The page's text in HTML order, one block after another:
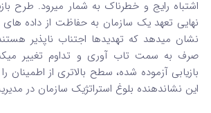
اشتباه رایج و خطرناک به شمار میرود. طرح
نهایی تعهد یک سازمان به حفاظت از داده‌
نشان میدهد که تهدیدها اجتناب ناپذیر
صرف به سمت تاب آوری و تداوم تغییر
بازیابی آزموده‌ شده، سطح بالاتری از اطمینان
این نشاندهنده بلوغ استراتژیک سازمان در